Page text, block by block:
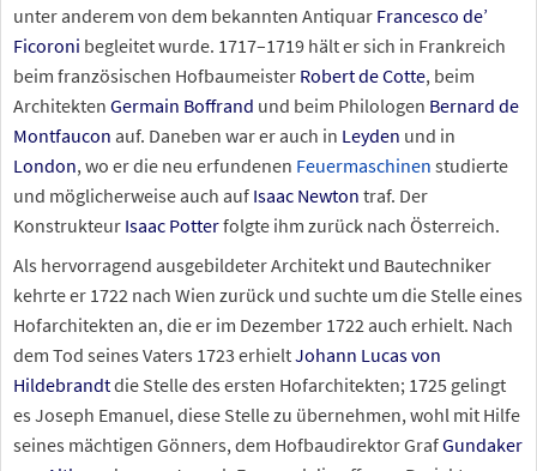
unter anderem von dem bekannten Antiquar Francesco de’
Ficoroni begleitet wurde. 1717–1719 hält er sich in Frankreich
beim französischen Hofbaumeister Robert de Cotte, beim
Architekten Germain Boffrand und beim Philologen Bernard de
Montfaucon auf. Daneben war er auch in Leyden und in
London, wo er die neu erfundenen Feuermaschinen studierte
und möglicherweise auch auf Isaac Newton traf. Der
Konstrukteur Isaac Potterfolgte ihm zurück nach Österreich.
Als hervorragend ausgebildeter Architekt und Bautechniker
kehrte er 1722 nach Wien zurück und suchte um die Stelle eines
Hofarchitekten an, die er im Dezember 1722 auch erhielt. Nach
dem Tod seines Vaters 1723 erhieltJohann Lucas von
Hildebrandtdie Stelle des ersten Hofarchitekten; 1725 gelingt
es Joseph Emanuel, diese Stelle zu übernehmen, wohl mit Hilfe
seines mächtigen Gönners, dem Hofbaudirektor GrafGundaker